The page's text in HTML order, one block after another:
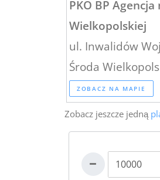
PKO BP
Wielkopolskiej
ul. Inwalidów
Środa
ZOBACZ NA MAPIE
Zobacz jeszcze jedną